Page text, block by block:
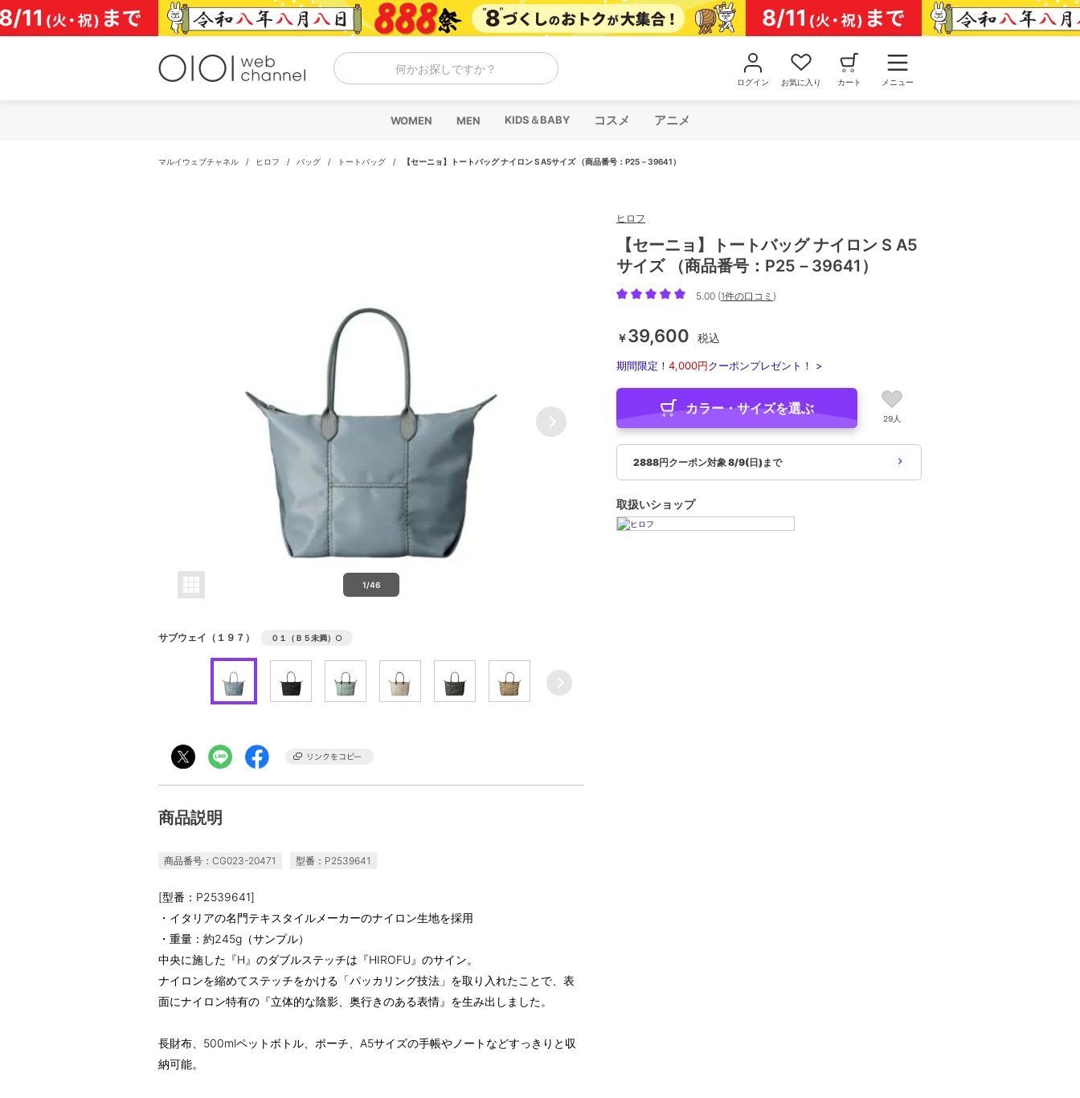
コ
ン
テ
何かお探しですか？
ログイン お気に入り カート メニュー
WOMEN MEN KIDS＆BABY コスメ アニメ
マルイウェブチャネル / ヒロフ / バッグ / トートバッグ / 【セーニョ】トートバッグ ナイロン S A5サイズ （商品番号：P25－39641）
1/46
サブウェイ（１９７） ０１（Ｂ５未満） ○
商品説明
商品番号：CG023-20471 型番：P2539641
[型番：P2539641]
・イタリアの名門テキスタイルメーカーのナイロン生地を採用
・重量：約245g（サンプル）
中央に施した『H』のダブルステッチは『HIROFU』のサイン。
ナイロンを縮めてステッチをかける「パッカリング技法」を取り入れたことで、表
面にナイロン特有の『立体的な陰影、奥行きのある表情』を生み出しました。
長財布、500mlペットボトル、ポーチ、A5サイズの手帳やノートなどすっきりと収
納可能。
ヒロフ
【セーニョ】トートバッグ ナイロン S A5
サイズ （商品番号：P25－39641）
5.00 (1件の口コミ )
￥39,600 税込
期間限定！ 4,000円クーポンプレゼント！ >
カラー・サイズを選ぶ
29人
2888円クーポン対象 8/9(日)まで
取扱いショップ